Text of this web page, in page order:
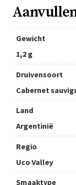
Gewicht
1,2 g
Druivensoort
Cabernet
Land
Argentinië
Regio
Uco Valley
Smaaktype